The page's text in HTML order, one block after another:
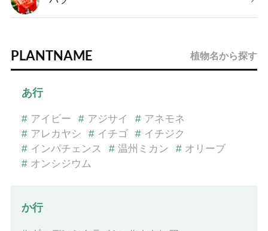
PLANTNAME 植物名から探す
あ行
# アイビー # アジサイ # アネモネ
# アレカヤシ # イチゴ # イチジク
# インパチェンス # 温州ミカン # オリーブ
# オンシジウム
か行